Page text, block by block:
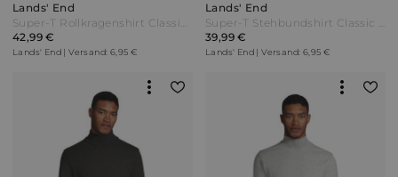
Lands' End
Super-T Rollkragenshirt Classic Fit Herren Blau Jersey by Lands' End
42,99 €
Lands' End | Versand: 6,95 €
Lands' End
Super-T Stehbundshirt Classic Fit Herren Blau by Lands' End
39,99 €
Lands' End | Versand: 6,95 €